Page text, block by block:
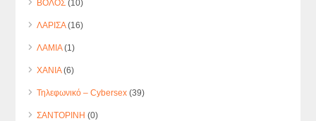
ΒΟΛΟΣ (10)
ΛΑΡΙΣΑ(16)
ΛΑΜΙΑ(1)
ΧΑΝΙΑ(6)
Τηλεφωνικό – Cybersex (39)
ΣΑΝΤΟΡΙΝΗ (0)